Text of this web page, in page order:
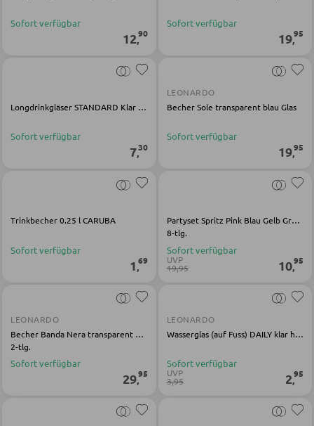
JUGENDZIMMER
Komplette Kinder- und Jugendzimmer
SCHREIBTISCHE
Bürotische
Schreibtischkombinationen
Regale für Bücher
Wandregale
Aktenschränke
Sofort verfügbar
12,90
Sofort verfügbar
19,95
Longdrinkgläser STANDARD Klar Kalk-Soda-Glas
Sofort verfügbar
7,30
LEONARDO
Becher Sole transparent blau Glas
Sofort verfügbar
19,95
Trinkbecher 0.25 l CARUBA
Sofort verfügbar
1 ,69
Partyset Spritz Pink Blau Gelb Grün Glas
8-tlg.
Sofort verfügbar
UVP
19,95 10,95
LEONARDO
Becher Banda Nera transparent Glas
2-tlg.
Sofort verfügbar
29,95
LEONARDO
Wasserglas (auf Fuss) DAILY klar harmonisch
Sofort verfügbar
UVP
3,95 2,95